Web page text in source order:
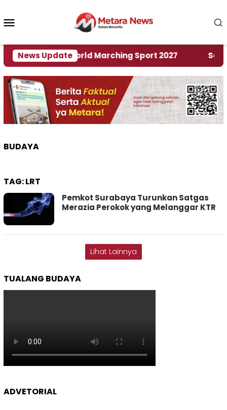
konten
News Update
Rumah World Marching Sport 2027 ‎Soal
BUDAYA
TAG:LRT
Pemkot Surabaya Turunkan Satgas
Merazia Perokok yang Melanggar KTR
Lihat Lainnya
TUALANG BUDAYA
ADVETORIAL